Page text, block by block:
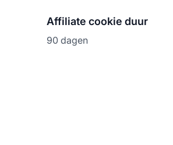
Affiliate cookie duur
90 dagen